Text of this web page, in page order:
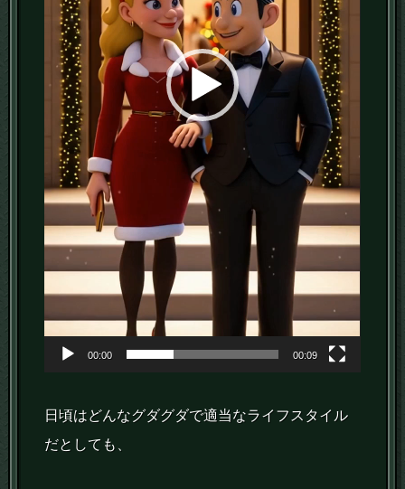
00:00 00:09
日頃はどんなグダグダで適当なライフスタイル
だとしても、